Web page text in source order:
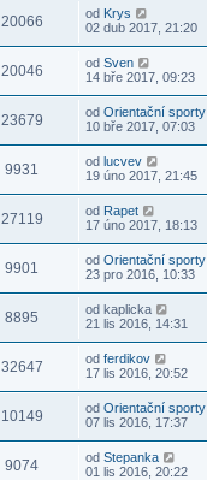
20066 od Krys
02 dub 2017, 21:20
20046 od Sven
14 bře 2017, 09:23
23679 od Orientační sporty
10 bře 2017, 07:03
9931 od lucvev
19 úno 2017, 21:45
27119 od Rapet
17 úno 2017, 18:13
9901 od Orientační sporty
23 pro 2016, 10:33
8895 od kaplicka
21 lis 2016, 14:31
32647 od ferdikov
17 lis 2016, 20:52
10149 od Orientační sporty
07 lis 2016, 17:37
9074 od Stepanka
01 lis 2016, 20:22